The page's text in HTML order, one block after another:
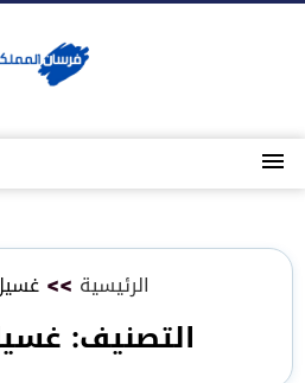
القائمة
الرئيسية >>
التصنيف: